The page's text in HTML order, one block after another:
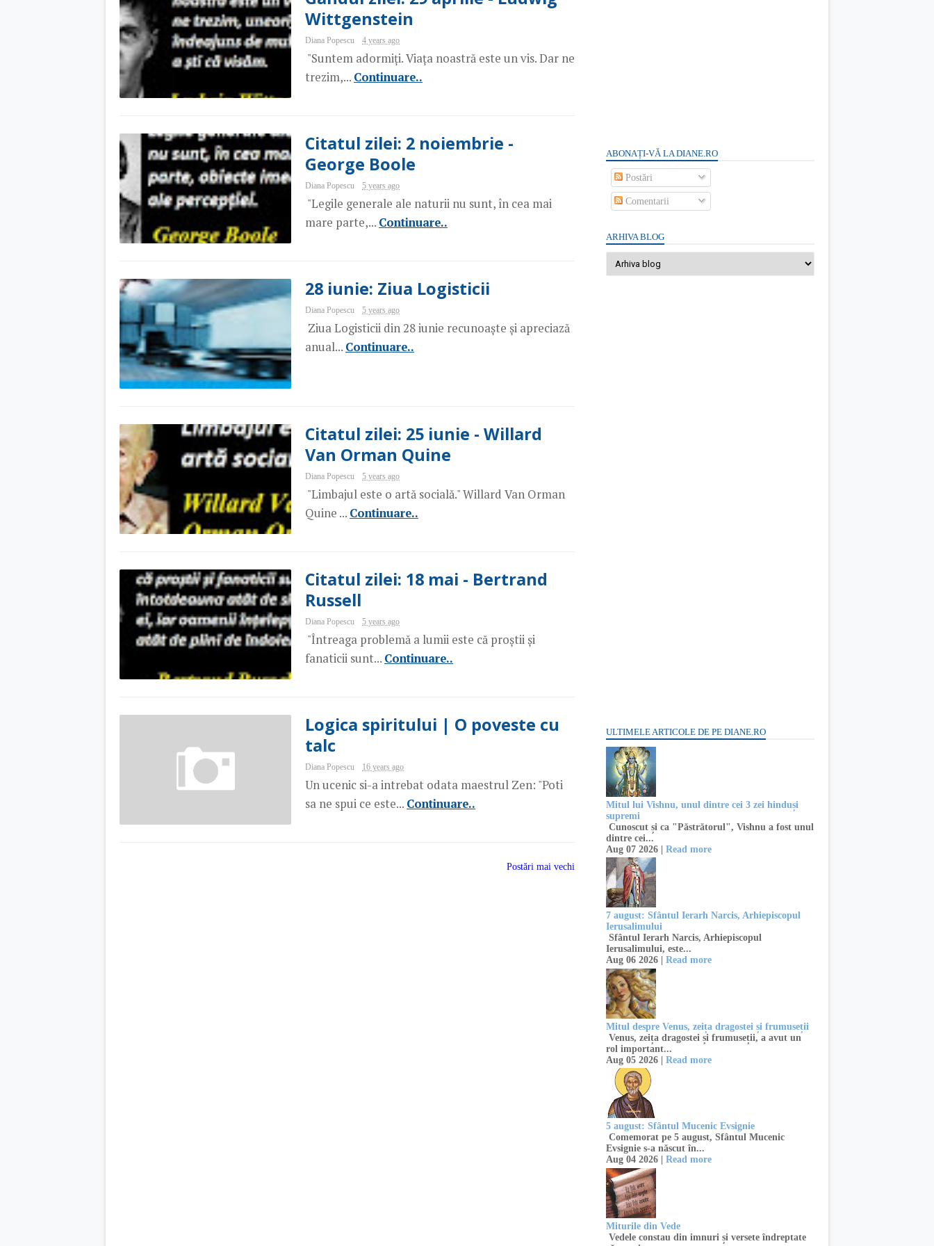
Wittgenstein
Diana Popescu 4 years ago
"Suntem adormiți. Viața noastră este un vis. Dar ne
trezim,... Continuare..
Citatul zilei: 2 noiembrie -
George Boole
Diana Popescu 5 years ago
"Legile generale ale naturii nu sunt, în cea mai
mare parte,... Continuare..
28 iunie: Ziua Logisticii
Diana Popescu 5 years ago
Ziua Logisticii din 28 iunie recunoaște și apreciază
anual... Continuare..
Citatul zilei: 25 iunie - Willard
Van Orman Quine
Diana Popescu 5 years ago
"Limbajul este o artă socială." Willard Van Orman
Quine ... Continuare..
Citatul zilei: 18 mai - Bertrand
Russell
Diana Popescu 5 years ago
"Întreaga problemă a lumii este că proștii și
fanaticii sunt... Continuare..
Logica spiritului | O poveste cu
talc
Diana Popescu 16 years ago
Un ucenic si-a intrebat odata maestrul Zen: "Poti
sa ne spui ce este... Continuare..
Postări mai vechi
ABONAȚI-VĂ LA DIANE.RO
Postări
Comentarii
ARHIVA BLOG
ULTIMELE ARTICOLE DE PE DIANE.RO
Mitul lui Vishnu, unul dintre cei 3 zei hinduși
supremi
Cunoscut și ca "Păstrătorul", Vishnu a fost unul
dintre cei...
Aug 07 2026 | Read more
7 august: Sfântul Ierarh Narcis, Arhiepiscopul
Ierusalimului
Sfântul Ierarh Narcis, Arhiepiscopul
Ierusalimului, este...
Aug 06 2026 | Read more
Mitul despre Venus, zeița dragostei și frumuseții
Venus, zeița dragostei și frumuseții, a avut un
rol important...
Aug 05 2026 | Read more
5 august: Sfântul Mucenic Evsignie
Comemorat pe 5 august, Sfântul Mucenic
Evsignie s-a născut în...
Aug 04 2026 | Read more
Miturile din Vede
Vedele constau din imnuri și versete îndreptate